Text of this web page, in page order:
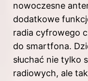
nowoczesne
dodatkowe
radia cyfrowego
do smartfona.
słuchać nie tylko
radiowych, ale